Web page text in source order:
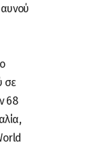
σε
68